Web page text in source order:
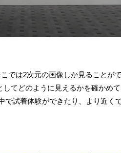
では2次元の画像しか見ることが
てどのように見えるかを確かめ
で試着体験ができたり、より近く